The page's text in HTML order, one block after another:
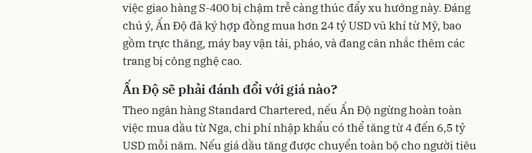
việc giao hàng S-400 bị chậm trễ càng thúc đẩy xu hướng này. Đáng
chú ý, Ấn Độ đã ký hợp đồng mua hơn 24 tỷ USD vũ khí từ Mỹ, bao
gồm trực thăng, máy bay vận tải, pháo, và đang cân nhắc thêm các
trang bị công nghệ cao.
Ấn Độ sẽ phải đánh đổi với giá nào?
Theo ngân hàng Standard Chartered, nếu Ấn Độ ngừng hoàn toàn
việc mua dầu từ Nga, chi phí nhập khẩu có thể tăng từ 4 đến 6,5 tỷ
USD mỗi năm. Nếu giá dầu tăng được chuyển toàn bộ cho người tiêu